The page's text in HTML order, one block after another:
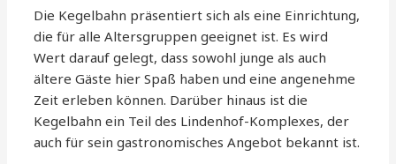
Die Kegelbahn präsentiert sich als eine Einrichtung,
die für alle Altersgruppen geeignet ist. Es wird
Wert darauf gelegt, dass sowohl junge als auch
ältere Gäste hier Spaß haben und eine angenehme
Zeit erleben können. Darüber hinaus ist die
Kegelbahn ein Teil des Lindenhof-Komplexes, der
auch für sein gastronomisches Angebot bekannt ist.